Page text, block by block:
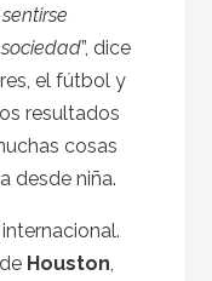
”, dice
el fútbol y
resultados
cosas
desde niña.
Houston,